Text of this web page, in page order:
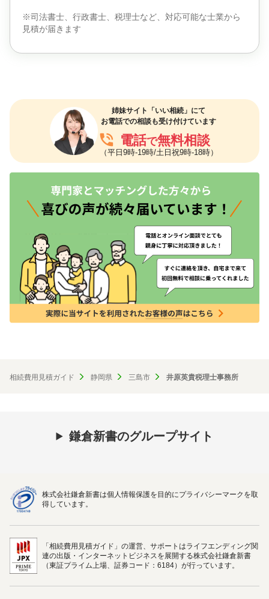
※司法書士、行政書士、税理士など、対応可能な士業から
見積が届きます
姉妹サイト「いい相続」にて
お電話での相談も受け付けています
phone_in_talk 電話で無料相談
（平日9時-19時/土日祝9時-18時）
相続費用見積ガイド 静岡県 三島市 井原英貴税理士事務所
鎌倉新書のグループサイト
株式会社鎌倉新書は個人情報保護を目的にプライバシーマークを取
得しています。
「相続費用見積ガイド」の運営、サポートはライフエンディング関
連の出版・インターネットビジネスを展開する株式会社鎌倉新書
（東証プライム上場、証券コード：6184）が行っています。